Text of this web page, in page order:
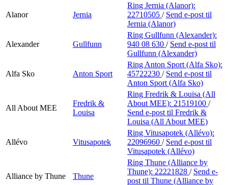
Alanor Jernia
Ring Jernia (Alanor):
22710505 / Send e-post til
Jernia (Alanor)
Alexander Gullfunn
Ring Gullfunn (Alexander):
940 08 630 / Send e-post til
Gullfunn (Alexander)
Alfa Sko Anton Sport
Ring Anton Sport (Alfa Sko):
45722230 / Send e-post til
Anton Sport (Alfa Sko)
All About MEE
Fredrik &
Louisa
Ring Fredrik & Louisa (All
About MEE): 21519100 /
Send e-post til Fredrik &
Louisa (All About MEE)
Allévo Vitusapotek
Ring Vitusapotek (Allévo):
22096960 / Send e-post til
Vitusapotek (Allévo)
Alliance by Thune Thune
Ring Thune (Alliance by
Thune): 22221828 / Send e-
post til Thune (Alliance by